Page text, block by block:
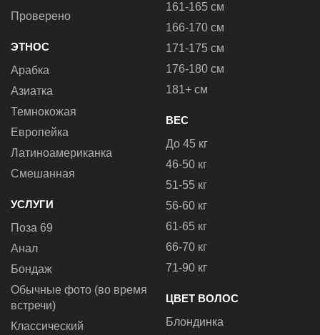
Проверено
ЭТНОС
Арабка
Азиатка
Темнокожая
Европейка
Латиноамериканка
Смешанная
УСЛУГИ
Поза 69
Анал
Бондаж
Обычные фото (во время
встречи)
Классический
161-165 см
166-170 см
171-175 см
176-180 см
181+ см
ВЕС
До 45 кг
46-50 кг
51-55 кг
56-60 кг
61-65 кг
66-70 кг
71-90 кг
ЦВЕТ ВОЛОС
Блондинка